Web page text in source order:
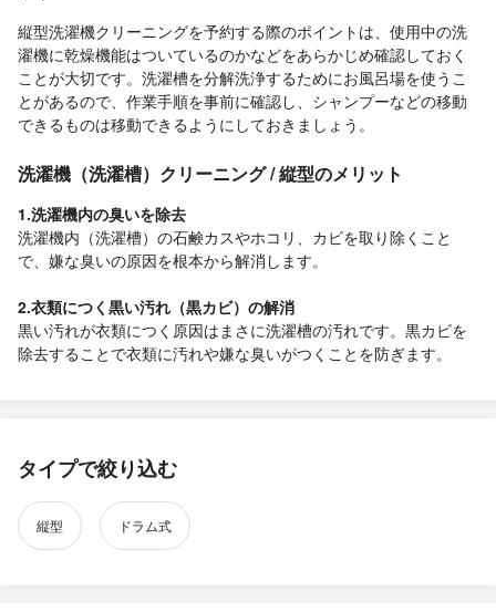
縦型洗濯機クリーニングを予約する際のポイントは、使用中の洗
濯機に乾燥機能はついているのかなどをあらかじめ確認しておく
ことが大切です。洗濯槽を分解洗浄するためにお風呂場を使うこ
とがあるので、作業手順を事前に確認し、シャンプーなどの移動
できるものは移動できるようにしておきましょう。
洗濯機（洗濯槽）クリーニング / 縦型のメリット
1.洗濯機内の臭いを除去
洗濯機内（洗濯槽）の石鹸カスやホコリ、カビを取り除くこと
で、嫌な臭いの原因を根本から解消します。
2.衣類につく黒い汚れ（黒カビ）の解消
黒い汚れが衣類につく原因はまさに洗濯槽の汚れです。黒カビを
除去することで衣類に汚れや嫌な臭いがつくことを防ぎます。
タイプで絞り込む
縦型 ドラム式